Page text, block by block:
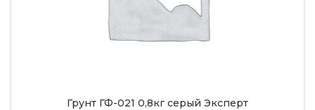
Грунт ГФ-021 0,8кг серый Эксперт